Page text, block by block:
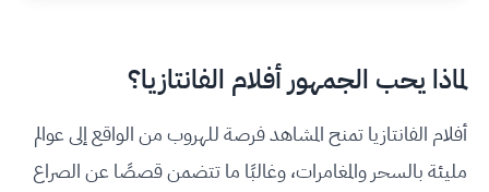
لماذا يحب الجمهور أفلام الفانتازيا؟
أفلام الفانتازيا تمنح المشاهد فرصة للهروب من الواقع إلى عوالم
مليئة بالسحر والمغامرات، وغالبًا ما تتضمن قصصًا عن الصراع